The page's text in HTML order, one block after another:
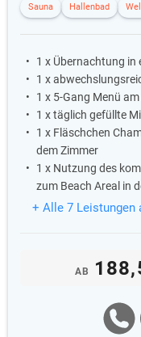
Sauna Hallenbad
1 x Übernachtung in
1 x
1 x 5-Gang Menü
1 x täglich gefüllte
1 x Fläschchen
dem Zimmer
1 x Nutzung des
zum Beach Areal in
+ Alle 7 Leistungen
AB